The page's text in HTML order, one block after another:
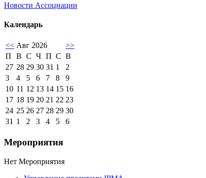
Новости Ассоциации
Календарь
<< Авг 2026
>>
П
В С Ч П С В
27 28 29 30 31 1
2
3
4 5 6 7 8
9
10 11 12 13 14 15 16
17 18 19 20 21 22 23
24 25 26 27 28 29 30
31 1 2 3 4 5 6
Мероприятия
Нет Мероприятия